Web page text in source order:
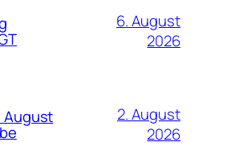
6. August
2026
August
2. August
2026